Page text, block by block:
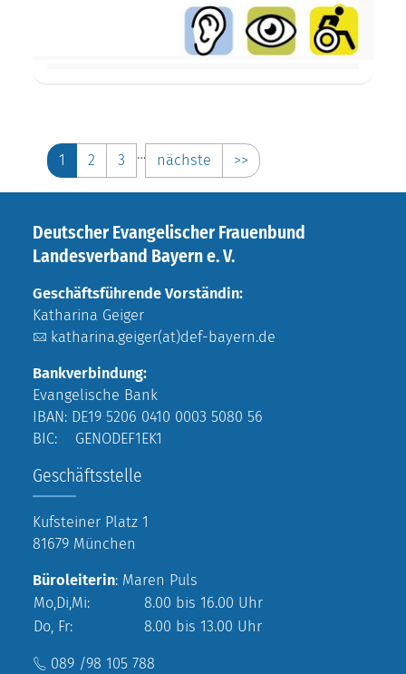
1 2 3 … nächste >>
Deutscher Evangelischer Frauenbund
Landesverband Bayern e. V.
Geschäftsführende Vorständin:
Katharina Geiger
katharina.geiger(at)def-bayern.de
Bankverbindung:
Evangelische Bank
IBAN: DE19 5206 0410 0003 5080 56
BIC: GENODEF1EK1
Geschäftsstelle
Kufsteiner Platz 1
81679 München
Büroleiterin: Maren Puls
Mo,Di,Mi:
8.00 bis 16.00 Uhr
Do, Fr:
8.00 bis 13.00 Uhr
089 /98 105 788